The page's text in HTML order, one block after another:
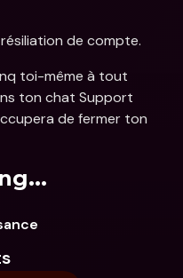
de compte.
toi-même à tout
ton chat Support
de fermer ton